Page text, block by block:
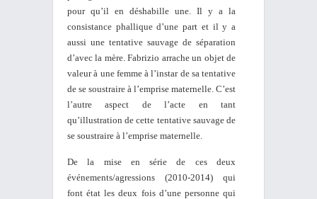
pour qu’il en déshabille une. Il y a la
consistance phallique d’une part et il y a
aussi une tentative sauvage de séparation
d’avec la mère. Fabrizio arrache un objet de
valeur à une femme à l’instar de sa tentative
de se soustraire à l’emprise maternelle. C’est
l’autre aspect de l’acte en tant
qu’illustration de cette tentative sauvage de
se soustraire à l’emprise maternelle.
De la mise en série de ces deux
événements/agressions (2010-2014) qui
font état les deux fois d’une personne qui